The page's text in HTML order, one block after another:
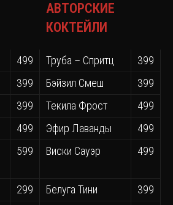
АВТОРСКИЕ
КОКТЕЙЛИ
499 Труба – Спритц
399
399 Бэйзил Смеш
399
399 Текила Фрост
499
499 Эфир Лаванды
499
599 Виски Сауэр 499
299 Белуга Тини
399